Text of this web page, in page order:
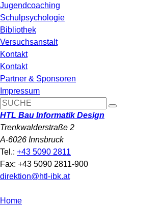
Jugendcoaching
Schulpsychologie
Bibliothek
Versuchsanstalt
Kontakt
Kontakt
Partner & Sponsoren
Impressum
HTL Bau Informatik Design
Trenkwalderstraße 2
A-6026 Innsbruck
Tel.: +43 5090 2811
Fax: +43 5090 2811-900
direktion@htl-ibk.at
Home